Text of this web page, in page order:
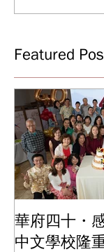
Featured
華府四十・
中文學校隆